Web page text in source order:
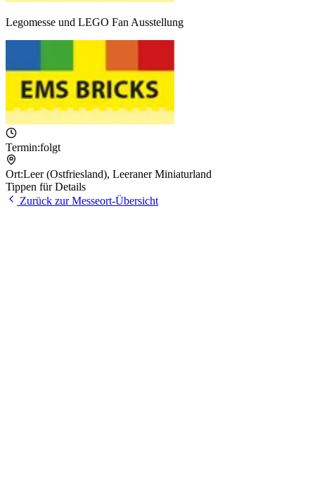
Legomesse und LEGO Fan Ausstellung
Termin:folgt
Ort:Leer (Ostfriesland), Leeraner Miniaturland
Tippen für Details
Zurück zur Messeort-Übersicht